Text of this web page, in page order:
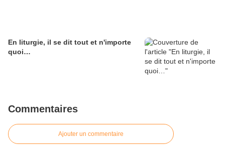
En liturgie, il se dit tout et n'importe
quoi…
Commentaires
Ajouter un commentaire